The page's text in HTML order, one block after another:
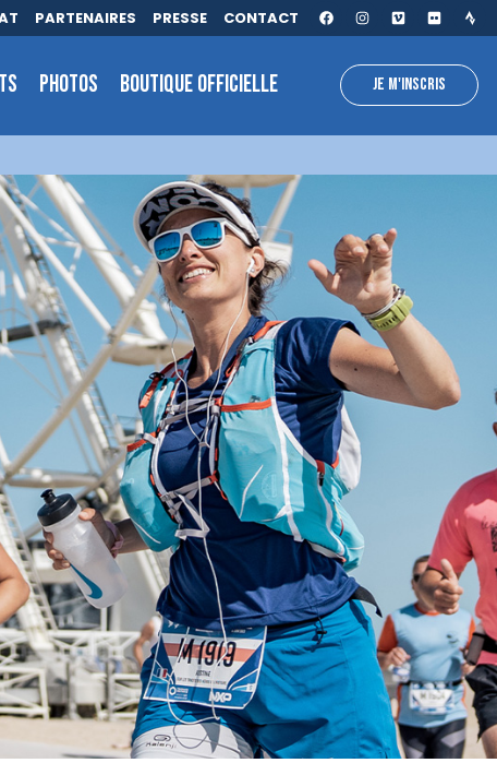
PARTENAIRES PRESSE CONTACT
JE M'INSCRIS
PHOTOS BOUTIQUE OFFICIELLE